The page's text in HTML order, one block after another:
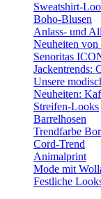
Sweatshirt-
Boho-Blusen
Anlass- und
Neuheiten
Senoritas
Jackentrends:
Unsere
Neuheiten:
Streifen-Looks
Barrelhosen
Trendfarbe
Cord-Trend
Animalprint
Mode mit
Festliche